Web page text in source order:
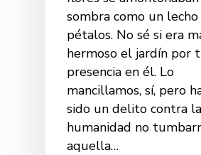
sombra como un
pétalos. No sé si era
hermoso el jardín por
presencia en él. Lo
mancillamos, sí, pero
sido un delito contra la
humanidad no
aquella…